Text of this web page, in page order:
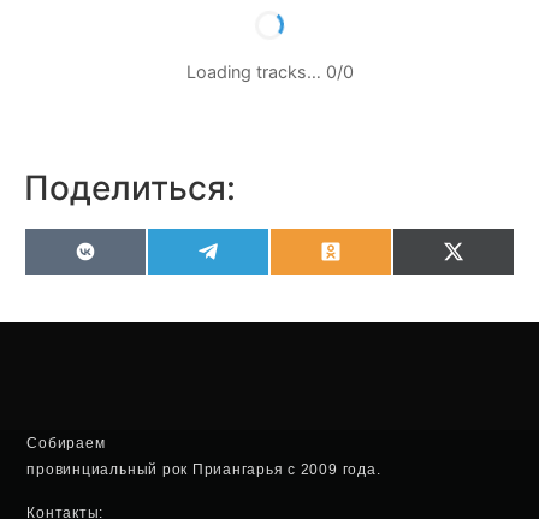
Loading tracks… 0/0
Поделиться:
VK OdnoklassnikiX
Собираем
провинциальный рок Приангарья с 2009 года.
Контакты: